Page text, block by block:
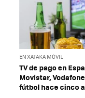
EN XATAKA MÓVIL
TV de pago en
Movistar,
fútbol hace cinco